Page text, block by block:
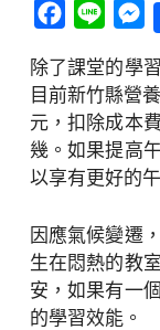
Facebook
Line
除了課堂的學
目前新竹縣營
元，扣除成本
幾。如果提高
以享有更好的
因應氣候變遷
生在悶熱的教
安，如果有一
的學習效能。